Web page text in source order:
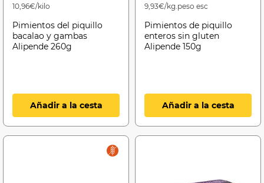
10,96€/kilo
Pimientos del piquillo
bacalao y gambas
Alipende 260g
Añadir a la cesta
9,93€/kg.peso esc
Pimientos de piquillo
enteros sin gluten
Alipende 150g
Añadir a la cesta